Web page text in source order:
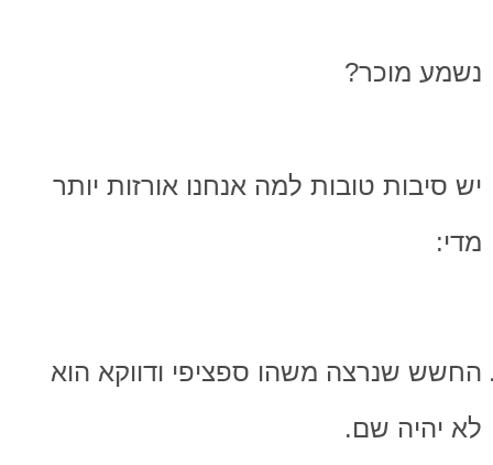
נשמע מוכר?
יש סיבות טובות למה אנחנו אורזות יותר
מדי:
החשש שנרצה משהו ספציפי ודווקא הוא
לא יהיה שם.